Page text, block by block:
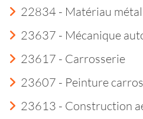
22834 - Matériau
23637 - Mécanique
23617 - Carrosserie
23607 - Peinture
23613 - Construction